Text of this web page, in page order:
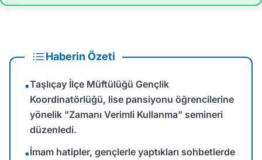
Haberin Özeti
•Taşlıçay İlçe Müftülüğü Gençlik
Koordinatörlüğü, lise pansiyonu öğrencilerine
yönelik "Zamanı Verimli Kullanma" semineri
düzenledi.
•İmam hatipler, gençlerle yaptıkları sohbetlerde